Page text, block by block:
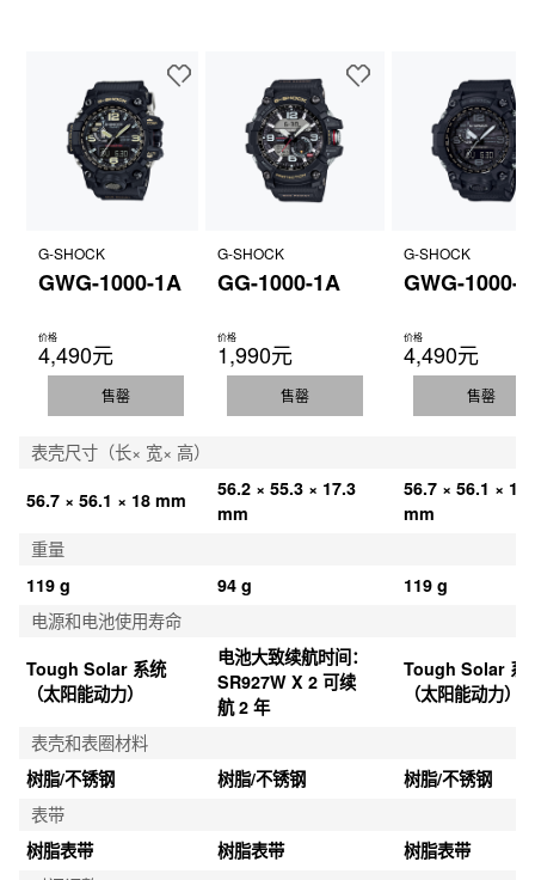
G-SHOCK
GWG-1000-1A
价格
4,490元
售罄
G-SHOCK
GG-1000-1A
价格
1,990元
售罄
G-SHOCK
GWG-1000-
价格
4,490元
售罄
表壳尺寸（长× 宽× 高）
56.7 × 56.1 × 18 mm
56.2 × 55.3 × 17.3
mm
56.7 × 56.1 × 18
mm
重量
119 g
94 g
119 g
电源和电池使用寿命
Tough Solar 系统
（太阳能动力）
电池大致续航时间：
SR927W X 2 可续
航 2 年
Tough Solar 系
（太阳能动力）
表壳和表圈材料
树脂/不锈钢
树脂/不锈钢
树脂/不锈钢
表带
树脂表带
树脂表带
树脂表带